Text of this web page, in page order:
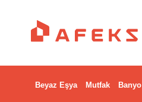
Beyaz Eşya Mutfak Banyo